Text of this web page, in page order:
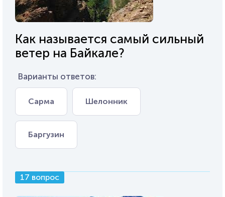
Как называется самый сильный
ветер на Байкале?
Варианты ответов:
Сарма Шелонник
Баргузин
17 вопрос